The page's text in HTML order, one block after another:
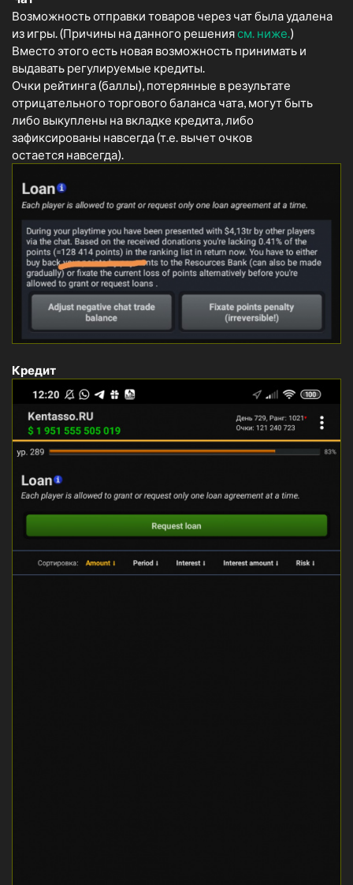
Возможность отправки товаров через чат была удалена
из игры. (Причины на данного решениясм. ниже.)
Вместо этого есть новая возможность принимать и
выдавать регулируемые кредиты.
Очки рейтинга (баллы), потерянные в результате
отрицательного торгового баланса чата, могут быть
либо выкуплены на вкладке кредита, либо
зафиксированы навсегда (т.е. вычет очков
остается навсегда).
Кредит